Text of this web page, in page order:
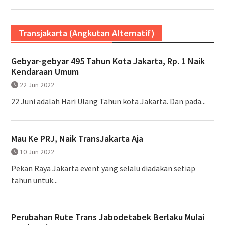
Transjakarta (Angkutan Alternatif)
Gebyar-gebyar 495 Tahun Kota Jakarta, Rp. 1 Naik
Kendaraan Umum
22 Jun 2022
22 Juni adalah Hari Ulang Tahun kota Jakarta. Dan pada...
Mau Ke PRJ, Naik TransJakarta Aja
10 Jun 2022
Pekan Raya Jakarta event yang selalu diadakan setiap
tahun untuk...
Perubahan Rute Trans Jabodetabek Berlaku Mulai